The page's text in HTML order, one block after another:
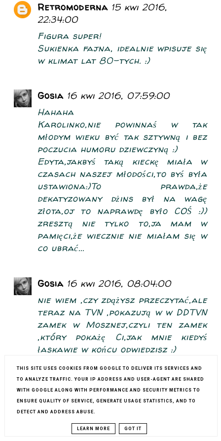
Retromoderna 15 kwi 2016,
22:34:00
Figura super!
Sukienka fajna, idealnie wpisuje się
w klimat lat 80-tych. :)
Gosia 16 kwi 2016, 07:59:00
Hahaha
Karolinko,nie powinnaś w tak
młodym wieku być tak sztywną i bez
poczucia humoru dziewczyną :)
Edyta,jakbyś taką kieckę miała w
czasach naszej młodości,to byś była
ustawiona:)To prawda,że
dekatyzowany dżins był na wagę
złota,oj to naprawdę było COŚ :))
zresztą nie tylko to,ja mam w
pamięci,że wiecznie nie miałam się w
co ubrać...
Gosia 16 kwi 2016, 08:04:00
nie wiem ,czy zdążysz przeczytać,ale
teraz na TVN ,pokazują w w DDTVN
zamek w Mosznej,czyli ten zamek
,który pokażę Ci,jak mnie kiedyś
łaskawie w końcu odwiedzisz :)
Tara_Edyta
16 kwi 2016,
18:35:00
Dzięki Lila:)))
THIS SITE USES COOKIES FROM GOOGLE TO DELIVER ITS SERVICES AND
TO ANALYZE TRAFFIC. YOUR IP ADDRESS AND USER-AGENT ARE SHARED
WITH GOOGLE ALONG WITH PERFORMANCE AND SECURITY METRICS TO
ENSURE QUALITY OF SERVICE, GENERATE USAGE STATISTICS, AND TO
DETECT AND ADDRESS ABUSE.
LEARN MORE GOT IT